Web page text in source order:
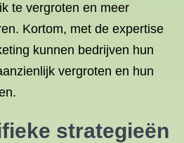
te vergroten en meer
Kortom, met de expertise
kunnen bedrijven hun
vergroten en hun
strategieën